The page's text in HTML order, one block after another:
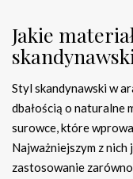
Jakie
Styl skandynawski w
dbałością o naturalne
surowce, które
Najważniejszym z nich
zastosowanie